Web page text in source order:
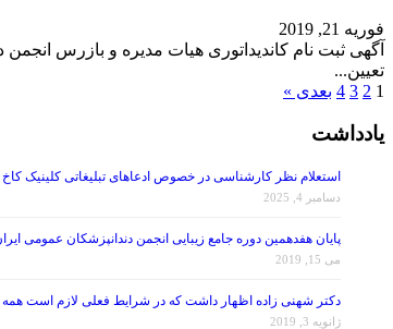
فوریه 21, 2019
آگهی ثبت نام کاندیداتوری هیات مدیره و بازرس
تعیین...
1
2
3
4 بعدی »
یادداشت
استعلام نظر کارشناسی در خصوص ادعاهای تبلیغاتی کلینیک کاخ
دسامبر 4, 2025
پایان هفدهمین دوره جامع زیبایی انجمن دندانپزشکان عمومی
می 15, 2019
دکتر شهنی زاده اظهار داشت که در شرایط فعلی لازم است همه
ژانویه 3, 2019